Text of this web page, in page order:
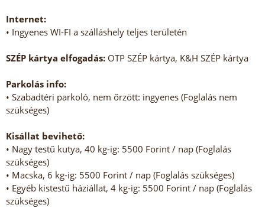
Internet:
• Ingyenes WI-FI a szálláshely teljes területén
SZÉP kártya elfogadás: OTP SZÉP kártya, K&H SZÉP kártya
Parkolás info:
• Szabadtéri parkoló, nem őrzött: ingyenes (Foglalás nem
szükséges)
Kisállat bevihető:
• Nagy testű kutya, 40 kg-ig: 5500 Forint / nap (Foglalás
szükséges)
• Macska, 6 kg-ig: 5500 Forint / nap (Foglalás szükséges)
• Egyéb kistestű háziállat, 4 kg-ig: 5500 Forint / nap (Foglalás
szükséges)